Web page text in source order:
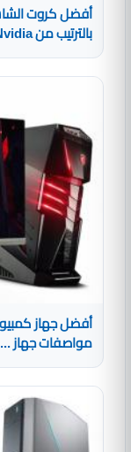
بالترتيب من Nvidia ...
مواصفات جهاز ...